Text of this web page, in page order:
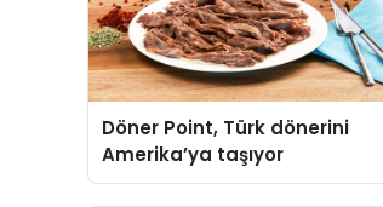
Döner Point, Türk dönerini
Amerika’ya taşıyor